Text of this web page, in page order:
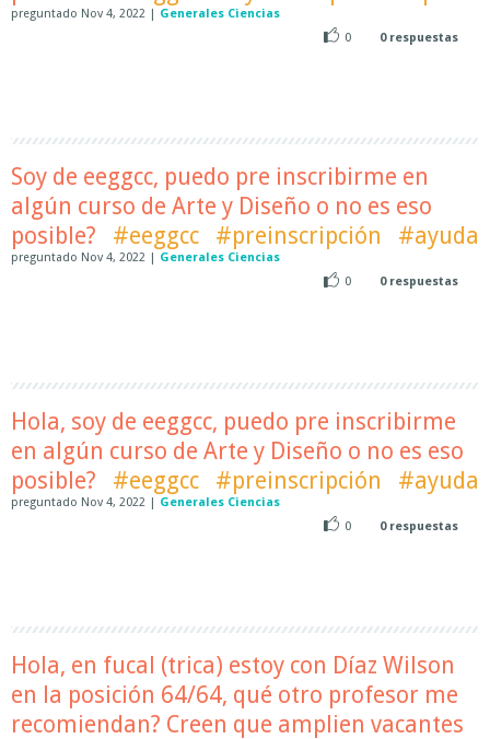
preguntado Nov 4, 2022 | Generales Ciencias
0
0respuestas
Soy de eeggcc, puedo pre inscribirme en
algún curso de Arte y Diseño o no es eso
posible?
#eeggcc #preinscripción #ayuda
preguntado Nov 4, 2022 | Generales Ciencias
0
0respuestas
Hola, soy de eeggcc, puedo pre inscribirme
en algún curso de Arte y Diseño o no es eso
posible?
#eeggcc #preinscripción #ayuda
preguntado Nov 4, 2022 | Generales Ciencias
0
0respuestas
Hola, en fucal (trica) estoy con Díaz Wilson
en la posición 64/64, qué otro profesor me
recomiendan? Creen que amplien vacantes